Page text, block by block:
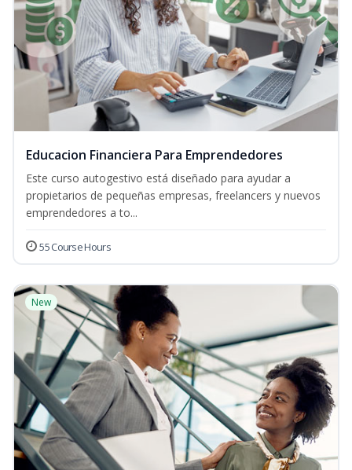
Educacion Financiera Para Emprendedores
Este curso autogestivo está diseñado para ayudar a
propietarios de pequeñas empresas, freelancers y nuevos
emprendedores a to...
55 Course Hours
New